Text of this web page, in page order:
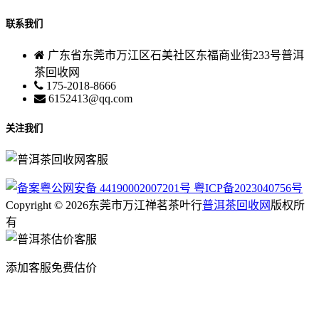
联系我们
广东省东莞市万江区石美社区东福商业街233号普洱
茶回收网
175-2018-8666
6152413@qq.com
关注我们
粤公网安备 44190002007201号 粤ICP备2023040756号
Copyright © 2026东莞市万江禅茗茶叶行普洱茶回收网 版权所
有
添加客服免费估价